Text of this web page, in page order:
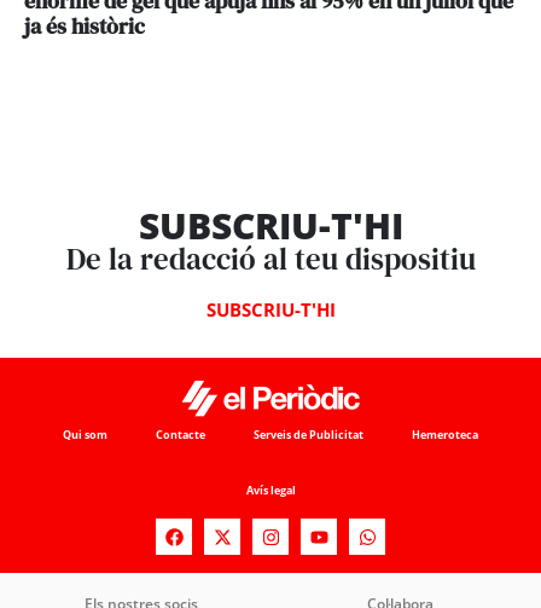
ja és històric
SUBSCRIU-T'HI
De la redacció al teu dispositiu
SUBSCRIU-T'HI
Qui som Contacte Serveis de Publicitat Hemeroteca
Avís legal